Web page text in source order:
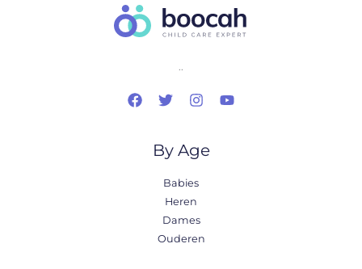
..
By Age
Babies
Heren
Dames
Ouderen